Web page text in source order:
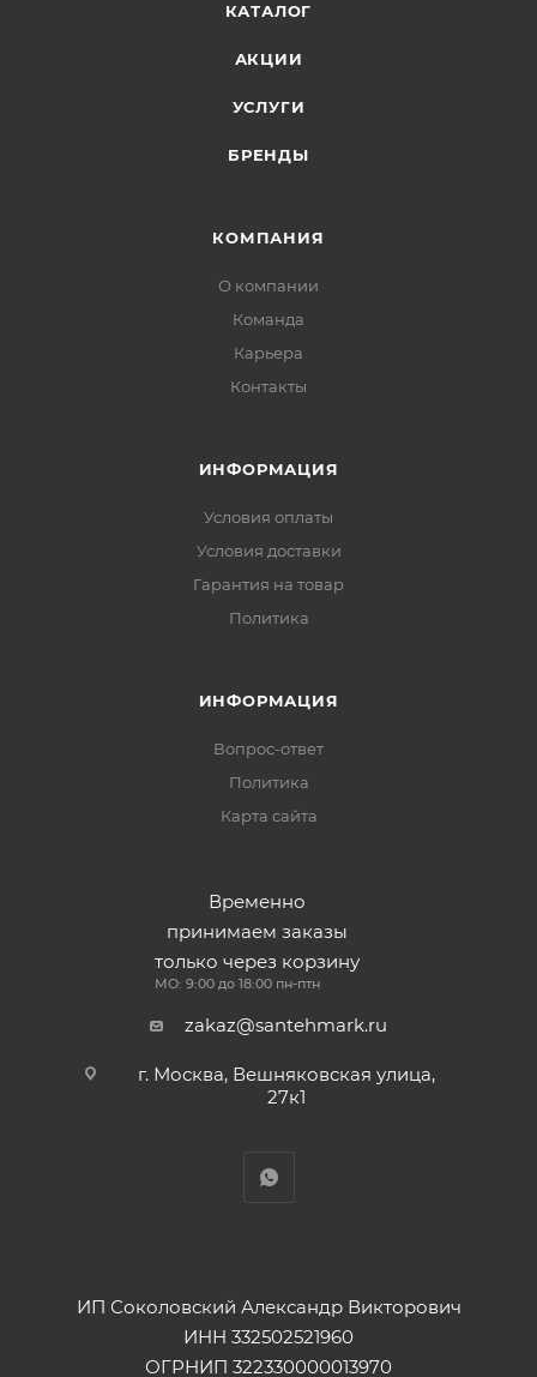
КАТАЛОГ
АКЦИИ
УСЛУГИ
БРЕНДЫ
КОМПАНИЯ
О компании
Команда
Карьера
Контакты
ИНФОРМАЦИЯ
Условия оплаты
Условия доставки
Гарантия на товар
Политика
ИНФОРМАЦИЯ
Вопрос-ответ
Политика
Карта сайта
Временно
принимаем заказы
только через корзину
МО: 9:00 до 18:00 пн-птн
zakaz@santehmark.ru
г. Москва, Вешняковская улица,
27к1
ИП Соколовский Александр Викторович
ИНН 332502521960
ОГРНИП 322330000013970